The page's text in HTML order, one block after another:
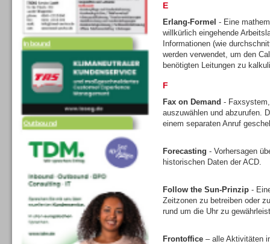
Inbound
Outbound
E
Erlang-Formel - Eine
willkürlich eingehende
Informationen (wie
werden verwendet, um den
benötigten Leitungen zu
F
Fax on Demand -
auszuwählen und abzurufen.
einem separaten Anruf
Forecasting - Vorhersagen
historischen Daten der ACD.
Follow the Sun-Prinzip -
Zeitzonen zu betreiben oder
rund um die Uhr zu
Frontoffice – alle Aktivitäten